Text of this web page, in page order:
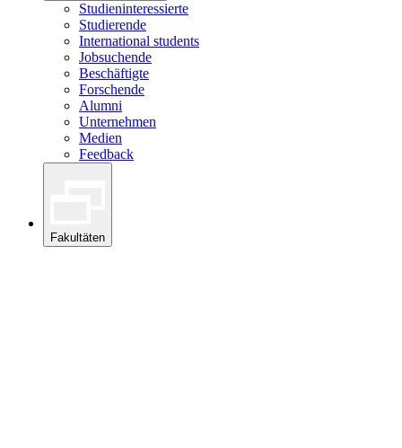
Studieninteressierte
Studierende
International students
Jobsuchende
Beschäftigte
Forschende
Alumni
Unternehmen
Medien
Feedback
Fakultäten